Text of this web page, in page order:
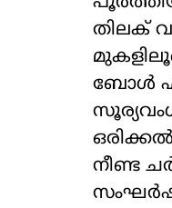
തിലക്
ബോൾ
നീണ്ട